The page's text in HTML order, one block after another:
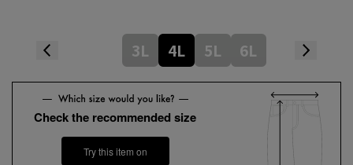
3L 4L 5L 6L
Check the recommended size
Try this item on